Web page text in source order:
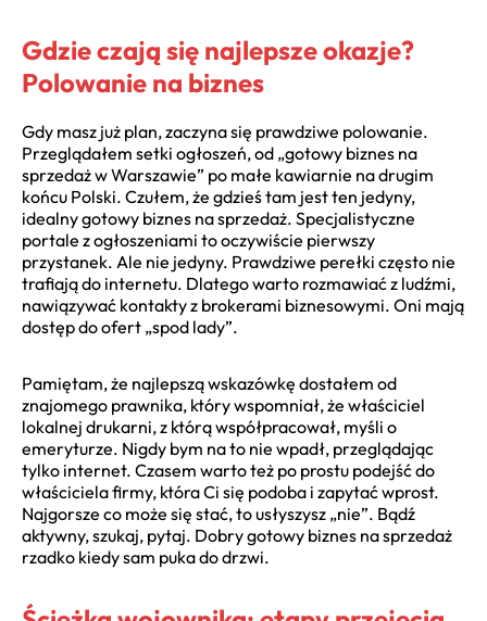
Gdzie czają się najlepsze okazje?
Polowanie na biznes
Gdy masz już plan, zaczyna się prawdziwe polowanie.
Przeglądałem setki ogłoszeń, od „gotowy biznes na
sprzedaż w Warszawie” po małe kawiarnie na drugim
końcu Polski. Czułem, że gdzieś tam jest ten jedyny,
idealny gotowy biznes na sprzedaż. Specjalistyczne
portale z ogłoszeniami to oczywiście pierwszy
przystanek. Ale nie jedyny. Prawdziwe perełki często nie
trafiają do internetu. Dlatego warto rozmawiać z ludźmi,
nawiązywać kontakty z brokerami biznesowymi. Oni mają
dostęp do ofert „spod lady”.
Pamiętam, że najlepszą wskazówkę dostałem od
znajomego prawnika, który wspomniał, że właściciel
lokalnej drukarni, z którą współpracował, myśli o
emeryturze. Nigdy bym na to nie wpadł, przeglądając
tylko internet. Czasem warto też po prostu podejść do
właściciela firmy, która Ci się podoba i zapytać wprost.
Najgorsze co może się stać, to usłyszysz „nie”. Bądź
aktywny, szukaj, pytaj. Dobry gotowy biznes na sprzedaż
rzadko kiedy sam puka do drzwi.